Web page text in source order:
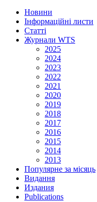
Новини
Інформаційні листи
Статті
Журнали WTS
2025
2024
2023
2022
2021
2020
2019
2018
2017
2016
2015
2014
2013
Популярне за місяць
Видання
Издания
Publications